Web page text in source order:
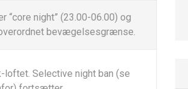
“core night” (23.00-06.00) og
bevægelsesgrænse.
loftet. Selective night ban (se